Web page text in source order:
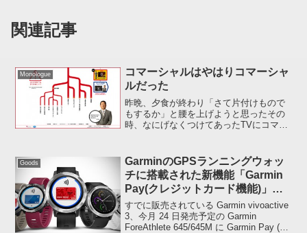
関連記事
Monologue
コマーシャルはやはりコマーシャ
ルだった
昨晩、夕食が終わり「さて片付けもので
もするか」と腰を上げようと思ったその
時、なにげなくつけてあったTVにコマー
かったのでどういう映像だったか憶えて
いないのですが、...
Goods
GarminのGPSランニングウォッ
チに搭載された新機能「Garmin
Pay(クレジットカード機能)」現
時点でのまとめ
すでに販売されている Garmin vivoactive
3、今月 24 日発売予定の Garmin
ForeAthlete 645/645M に Garmin Pay (ク